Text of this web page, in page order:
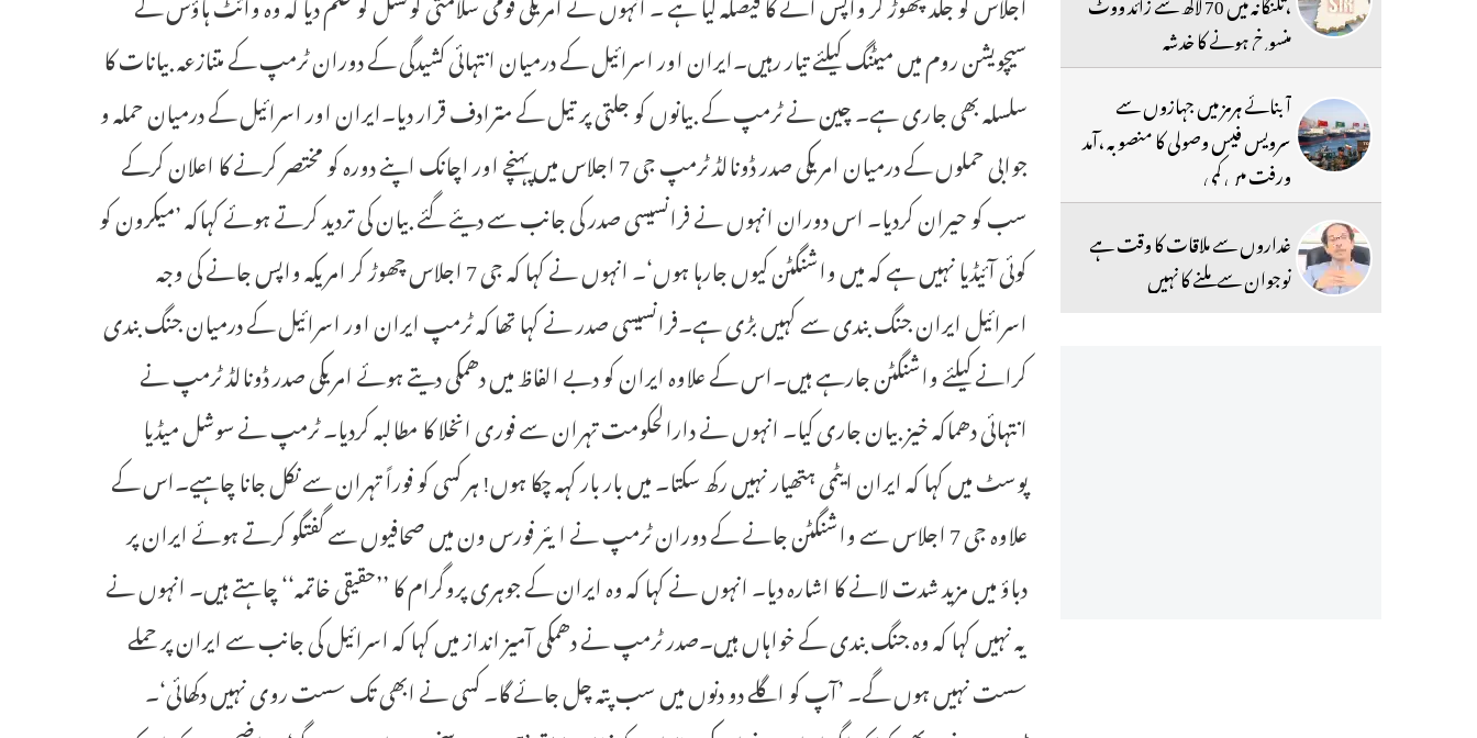
سیچویشن روم میں میٹنگ کیلئے تیار رہیں۔ایران اور اسرائیل کے درمیان انتہائی کشیدگی کے دوران ٹرمپ کے متنازعہ بیانات کا
سلسلہ بھی جاری ہے۔ چین نے ٹرمپ کے بیانوں کو جلتی پر تیل کے مترادف قرار دیا۔ایران اور اسرائیل کے درمیان حملہ و
جوابی حملوں کے درمیان امریکی صدر ڈونالڈ ٹرمپ جی 7 اجلاس میں پہنچے اور اچانک اپنے دورہ کو مختصر کرنے کا اعلان کرکے
سب کو حیران کردیا۔ اس دوران انہوں نے فرانسیسی صدر کی جانب سے دیئے گئے بیان کی تردید کرتے ہوئے کہاکہ ’میکرون کو
کوئی آئیڈیا نہیں ہے کہ میں واشنگٹن کیوں جارہا ہوں‘۔ انہوں نے کہا کہ جی 7 اجلاس چھوڑ کر امریکہ واپس جانے کی وجہ
اسرائیل ایران جنگ بندی سے کہیں بڑی ہے۔فرانسیسی صدر نے کہا تھا کہ ٹرمپ ایران اور اسرائیل کے درمیان جنگ بندی
کرانے کیلئے واشنگٹن جارہے ہیں۔اس کے علاوہ ایران کو دبے الفاظ میں دھمکی دیتے ہوئے امریکی صدر ڈونالڈ ٹرمپ نے
انتہائی دھماکہ خیز بیان جاری کیا۔ انہوں نے دارالحکومت تہران سے فوری انخلا کا مطالبہ کردیا۔ ٹرمپ نے سوشل میڈیا
پوسٹ میں کہا کہ ایران ایٹمی ہتھیار نہیں رکھ سکتا۔ میں بار بار کہہ چکا ہوں! ہر کسی کو فوراً تہران سے نکل جانا چاہیے۔اس کے
علاوہ جی 7 اجلاس سے واشنگٹن جانے کے دوران ٹرمپ نے ایئر فورس ون میں صحافیوں سے گفتگو کرتے ہوئے ایران پر
دباؤ میں مزید شدت لانے کا اشارہ دیا۔ انہوں نے کہا کہ وہ ایران کے جوہری پروگرام کا ’’حقیقی خاتمہ‘‘ چاہتے ہیں۔ انہوں نے
یہ نہیں کہا کہ وہ جنگ بندی کے خواہاں ہیں۔صدر ٹرمپ نے دھمکی آمیز انداز میں کہا کہ اسرائیل کی جانب سے ایران پر حملے
سست نہیں ہوں گے۔ ’آپ کو اگلے دو دنوں میں سب پتہ چل جائے گا۔ کسی نے ابھی تک سست روی نہیں دکھائی‘۔
منسوخ ہونے کا خدشہ
آبنائے ہرمز میں جہازوں سے
سرویس فیس وصولی کا منصوبہ ،آمد
ورفت میں کمی
غداروں سے ملاقات کا وقت ہے
نوجوان سے ملنے کا نہیں